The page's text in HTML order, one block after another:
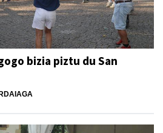
bizia piztu du San